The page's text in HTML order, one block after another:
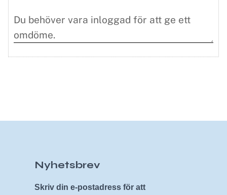
Nyhetsbrev
Skriv din e-postadress för att